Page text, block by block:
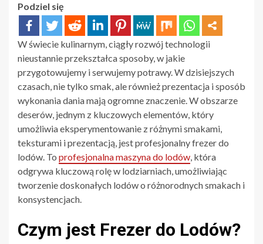
Podziel się
W świecie kulinarnym, ciągły rozwój technologii
nieustannie przekształca sposoby, w jakie
przygotowujemy i serwujemy potrawy. W dzisiejszych
czasach, nie tylko smak, ale również prezentacja i sposób
wykonania dania mają ogromne znaczenie. W obszarze
deserów, jednym z kluczowych elementów, który
umożliwia eksperymentowanie z różnymi smakami,
teksturami i prezentacją, jest profesjonalny frezer do
lodów. To profesjonalna maszyna do lodów, która
odgrywa kluczową rolę w lodziarniach, umożliwiając
tworzenie doskonałych lodów o różnorodnych smakach i
konsystencjach.
Czym jest Frezer do Lodów?